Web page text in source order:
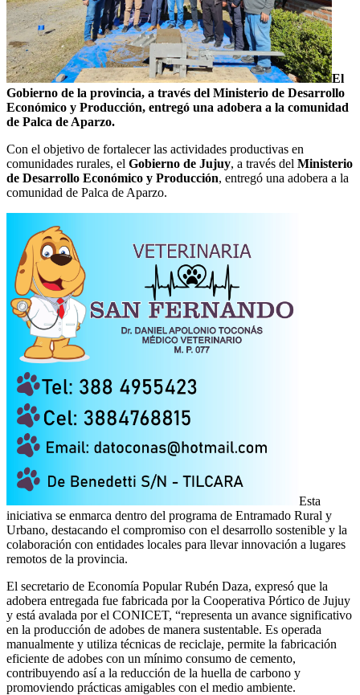
El
Gobierno de la provincia, a través del Ministerio de Desarrollo
Económico y Producción, entregó una adobera a la comunidad
de Palca de Aparzo.
Con el objetivo de fortalecer las actividades productivas en
comunidades rurales, el Gobierno de Jujuy, a través del Ministerio
de Desarrollo Económico y Producción, entregó una adobera a la
comunidad de Palca de Aparzo.
Esta
iniciativa se enmarca dentro del programa de Entramado Rural y
Urbano, destacando el compromiso con el desarrollo sostenible y la
colaboración con entidades locales para llevar innovación a lugares
remotos de la provincia.
El secretario de Economía Popular Rubén Daza, expresó que la
adobera entregada fue fabricada por la Cooperativa Pórtico de Jujuy
y está avalada por el CONICET, “representa un avance significativo
en la producción de adobes de manera sustentable. Es operada
manualmente y utiliza técnicas de reciclaje, permite la fabricación
eficiente de adobes con un mínimo consumo de cemento,
contribuyendo así a la reducción de la huella de carbono y
promoviendo prácticas amigables con el medio ambiente.